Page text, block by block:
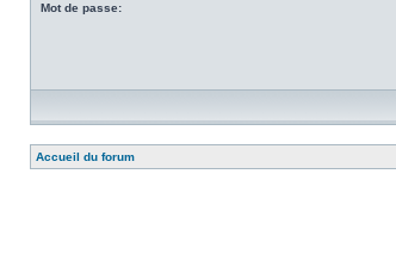
Mot de passe:
Accueil du forum